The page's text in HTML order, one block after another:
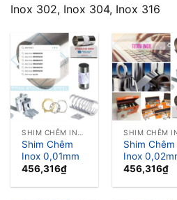
Inox 302, Inox 304, Inox 316
Shim Chêm
Inox 0,01mm
456,316₫
Shim Chêm
Inox
456,316₫